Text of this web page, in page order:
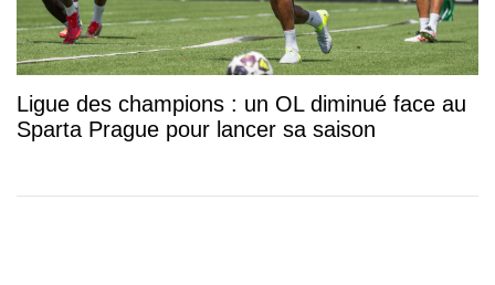
Ligue des champions : un OL diminué face au
Sparta Prague pour lancer sa saison